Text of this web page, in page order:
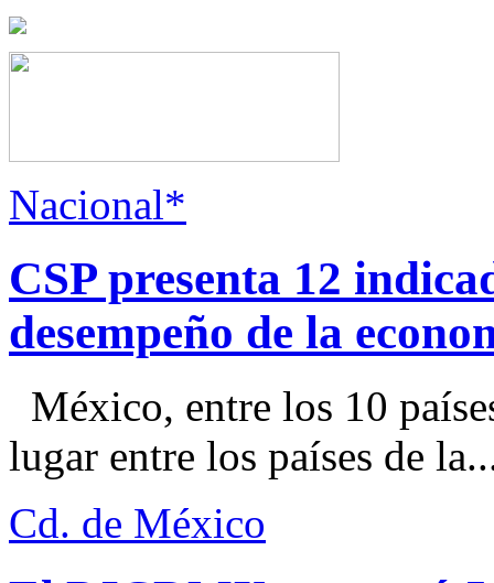
Nacional*
CSP presenta 12
desempeño de la
México, entre los 10
lugar entre los países de
Cd. de México